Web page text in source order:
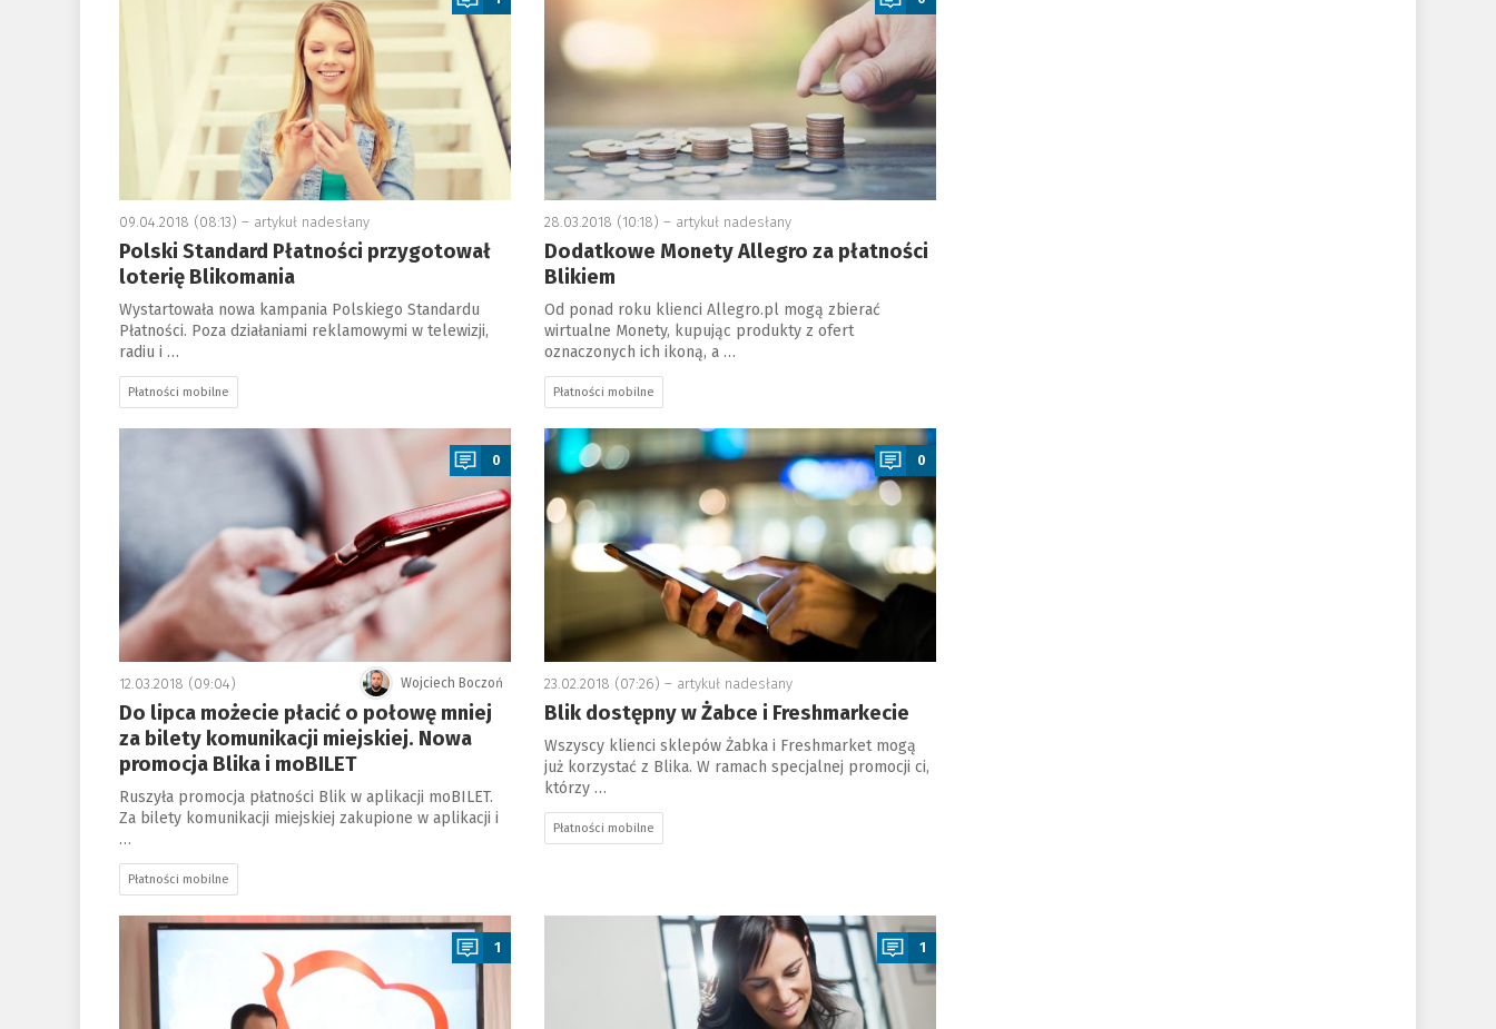
09.04.2018 (08:13) – artykuł nadesłany
Polski Standard Płatności przygotował
loterię Blikomania
Wystartowała nowa kampania Polskiego Standardu
Płatności. Poza działaniami reklamowymi w telewizji,
radiu i …
Płatności mobilne
28.03.2018 (10:18) – artykuł nadesłany
Dodatkowe Monety Allegro za płatności
Blikiem
Od ponad roku klienci Allegro.pl mogą zbierać
wirtualne Monety, kupując produkty z ofert
oznaczonych ich ikoną, a …
Płatności mobilne
a
0
Wojciech Boczoń
12.03.2018 (09:04)
Do lipca możecie płacić o połowę mniej
za bilety komunikacji miejskiej. Nowa
promocja Blika i moBILET
Ruszyła promocja płatności Blik w aplikacji moBILET.
Za bilety komunikacji miejskiej zakupione w aplikacji i
…
Płatności mobilne
a
0
23.02.2018 (07:26) – artykuł nadesłany
Blik dostępny w Żabce i Freshmarkecie
Wszyscy klienci sklepów Żabka i Freshmarket mogą
już korzystać z Blika. W ramach specjalnej promocji ci,
którzy …
Płatności mobilne
a
1
a
1